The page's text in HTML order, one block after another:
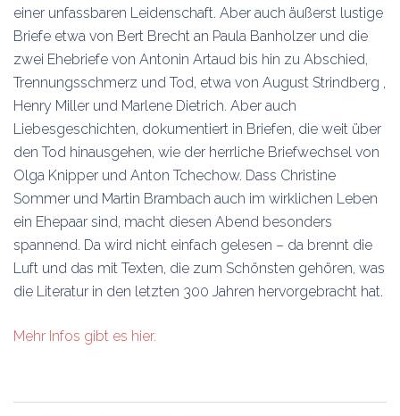
einer unfassbaren Leidenschaft. Aber auch äußerst lustige
Briefe etwa von Bert Brecht an Paula Banholzer und die
zwei Ehebriefe von Antonin Artaud bis hin zu Abschied,
Trennungsschmerz und Tod, etwa von August Strindberg ,
Henry Miller und Marlene Dietrich. Aber auch
Liebesgeschichten, dokumentiert in Briefen, die weit über
den Tod hinausgehen, wie der herrliche Briefwechsel von
Olga Knipper und Anton Tchechow. Dass Christine
Sommer und Martin Brambach auch im wirklichen Leben
ein Ehepaar sind, macht diesen Abend besonders
spannend. Da wird nicht einfach gelesen – da brennt die
Luft und das mit Texten, die zum Schönsten gehören, was
die Literatur in den letzten 300 Jahren hervorgebracht hat.
Mehr Infos gibt es hier.